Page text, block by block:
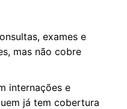
exames e
mas não cobre
internações e
já tem cobertura